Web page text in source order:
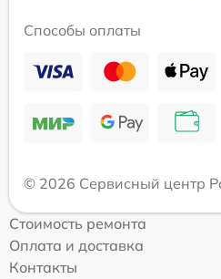
Способы оплаты
© 2026 Сервисный центр
Стоимость ремонта
Оплата и доставка
Контакты